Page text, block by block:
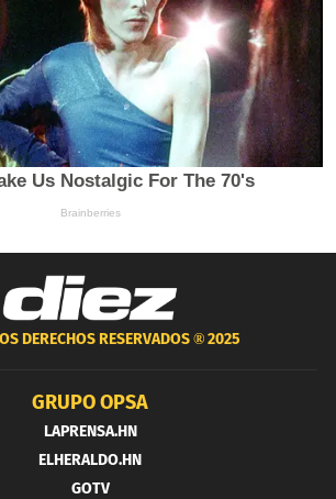
DERECHOS RESERVADOS ®2025
GRUPO OPSA
LAPRENSA.HN
ELHERALDO.HN
GOTV